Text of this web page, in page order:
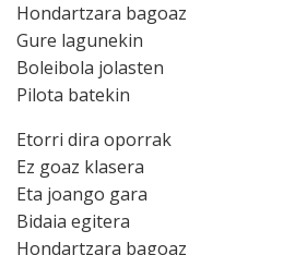
Hondartzara bagoaz
Gure lagunekin
Boleibola jolasten
Pilota batekin
Etorri dira oporrak
Ez goaz klasera
Eta joango gara
Bidaia egitera
Hondartzara bagoaz